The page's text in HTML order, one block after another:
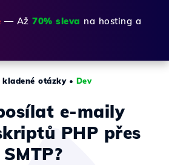
— Až 70% sleva na hosting a
kladené otázky• Dev
e-maily
PHP přes
SMTP?